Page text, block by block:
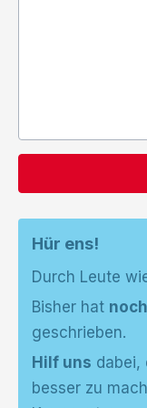
Hür ens!
Durch Leute
Bisher hat
geschrieben.
Hilf uns dabei,
besser zu